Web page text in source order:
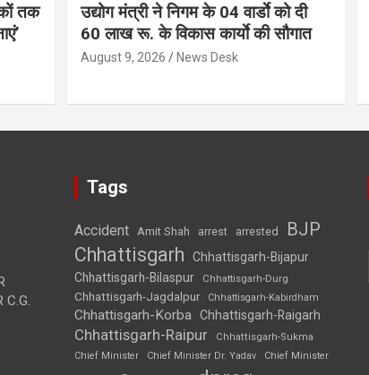
तक
उद्योग मंत्री ने निगम के 04 वार्डाे को दी
60 लाख रू. के विकास कार्याे की सौगात
August 9, 2026 News Desk
C.G.
Tags
Accident Amit Shah arrest arrested BJP
Chhattisgarh
Chhattisgarh-Bijapur
Chhattisgarh-Bilaspur
Chhattisgarh-Durg
Chhattisgarh-Jagdalpur Chhattisgarh-Kabirdham
Chhattisgarh-Korba Chhattisgarh-Raigarh
Chhattisgarh-Raipur
Chhattisgarh-Sukma
Chief Minister
Chief Minister Dr. Yadav Chief Minister